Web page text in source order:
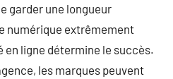
garder une longueur
numérique extrêmement
en ligne détermine le succès.
les marques peuvent